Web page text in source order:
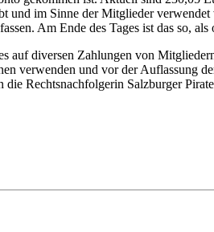
und im Sinne der Mitglieder
Am Ende des Tages ist das so,
auf diversen Zahlungen von
und vor der Auflassung
die Rechtsnachfolgerin